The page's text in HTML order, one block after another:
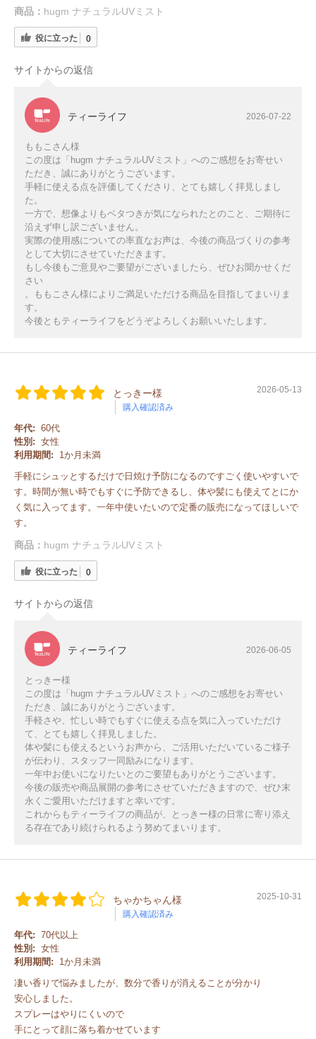
商品： hugm ナチュラルUVミスト
役に立った 0
サイトからの返信
ティーライフ 2026-07-22
ももこさん様
この度は「hugm ナチュラルUVミスト」へのご感想をお寄せい
ただき、誠にありがとうございます。
手軽に使える点を評価してくださり、とても嬉しく拝見しまし
た。
一方で、想像よりもベタつきが気になられたとのこと、ご期待に
沿えず申し訳ございません。
実際の使用感についての率直なお声は、今後の商品づくりの参考
として大切にさせていただきます。
もし今後もご意見やご要望がございましたら、ぜひお聞かせくだ
さい
。ももこさん様によりご満足いただける商品を目指してまいりま
す。
今後ともティーライフをどうぞよろしくお願いいたします。
とっきー様
購入確認済み
2026-05-13
年代: 60代
性別: 女性
利用期間:
1か月未満
手軽にシュッとするだけで日焼け予防になるのですごく使いやすいで
す。時間が無い時でもすぐに予防できるし、体や髪にも使えてとにか
く気に入ってます。一年中使いたいので定番の販売になってほしいで
す。
商品： hugm ナチュラルUVミスト
役に立った 0
サイトからの返信
ティーライフ 2026-06-05
とっきー様
この度は「hugm ナチュラルUVミスト」へのご感想をお寄せい
ただき、誠にありがとうございます。
手軽さや、忙しい時でもすぐに使える点を気に入っていただけ
て、とても嬉しく拝見しました。
体や髪にも使えるというお声から、ご活用いただいているご様子
が伝わり、スタッフ一同励みになります。
一年中お使いになりたいとのご要望もありがとうございます。
今後の販売や商品展開の参考にさせていただきますので、ぜひ末
永くご愛用いただけますと幸いです。
これからもティーライフの商品が、とっきー様の日常に寄り添え
る存在であり続けられるよう努めてまいります。
ちゃかちゃん様
購入確認済み
2025-10-31
年代: 70代以上
性別: 女性
利用期間:
1か月未満
凄い香りで悩みましたが、数分で香りが消えることが分かり
安心しました。
スプレーはやりにくいので
手にとって顔に落ち着かせています